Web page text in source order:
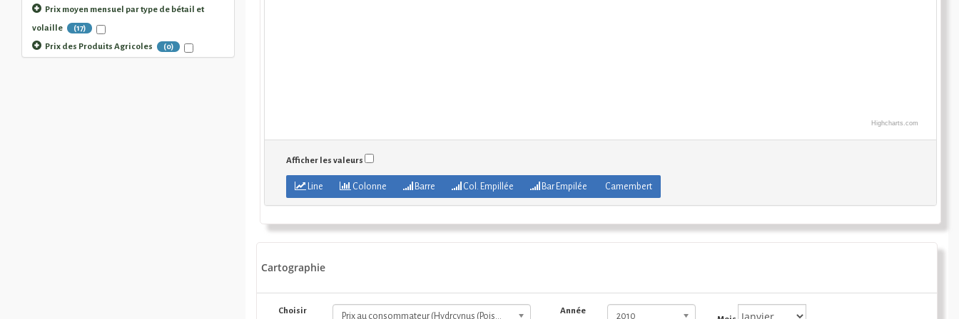
Prix moyen mensuel par type de bétail et
volaille
(17)
Prix des Produits Agricoles (0)
Highcharts.com
Afficher les valeurs
Line Colonne Barre Col. Empillée Bar Empilée Camembert
Cartographie
Choisir
Prix au consommateur (Hydrcynus (Poisson chien))
Année
2010